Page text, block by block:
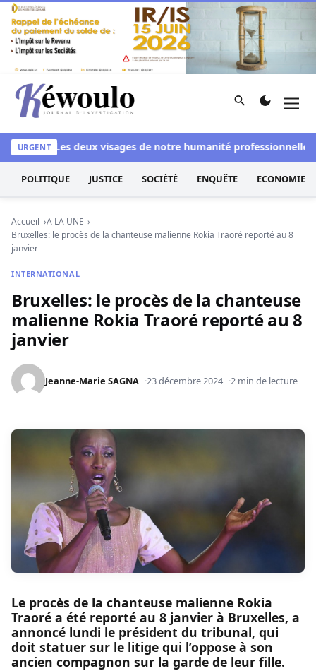
Aller au contenu
Kéwoulo, le premier site d'information et d'investigation
Rechercher
URGENTLes deux visages de notre humanité professionnelle :
POLITIQUE JUSTICE SOCIÉTÉ ENQUÊTE ECONOMIE
Accueil
A LA UNE
Bruxelles: le procès de la chanteuse malienne Rokia Traoré reporté au 8
janvier
INTERNATIONAL
Bruxelles: le procès de la chanteuse
malienne Rokia Traoré reporté au 8
janvier
Jeanne-Marie SAGNA 23 décembre 2024 2 min de lecture
Le procès de la chanteuse malienne Rokia
Traoré a été reporté au 8 janvier à Bruxelles, a
annoncé lundi le président du tribunal, qui
doit statuer sur le litige qui l’oppose à son
ancien compagnon sur la garde de leur fille.